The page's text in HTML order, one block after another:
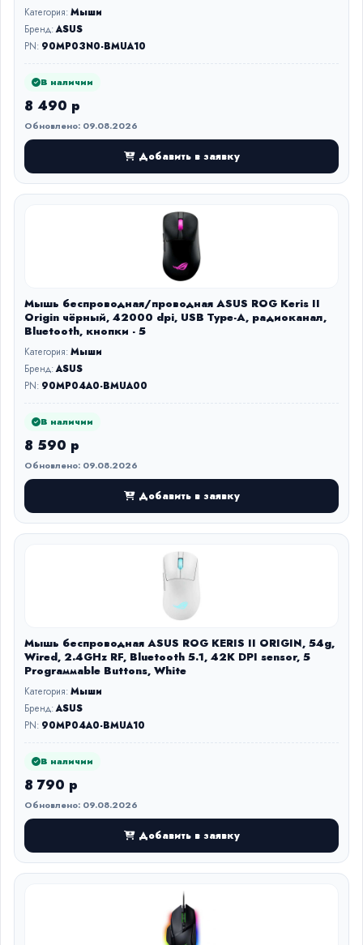
Категория:Мыши
Бренд:ASUS
PN: 90MP03N0-BMUA10
В наличии
8 490 р
Обновлено: 09.08.2026
Добавить в заявку
Мышь беспроводная/проводная ASUS ROG Keris II
Origin чёрный, 42000 dpi, USB Type-A, радиоканал,
Bluetooth, кнопки - 5
Категория:Мыши
Бренд:ASUS
PN: 90MP04A0-BMUA00
В наличии
8 590 р
Обновлено: 09.08.2026
Добавить в заявку
Мышь беспроводная ASUS ROG KERIS II ORIGIN, 54g,
Wired, 2.4GHz RF, Bluetooth 5.1, 42K DPI sensor, 5
Prograммable Buttons, White
Категория:Мыши
Бренд:ASUS
PN: 90MP04A0-BMUA10
В наличии
8 790 р
Обновлено: 09.08.2026
Добавить в заявку